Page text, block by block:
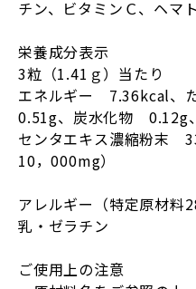
チン、ビタミンＣ、ヘマ
栄養成分表示
3粒（1.41ｇ）当たり
エネルギー 7.36kcal、
0.51g、炭水化物 0.12g
センタエキス濃縮粉末
10，000mg）
アレルギー（特定原材料
乳・ゼラチン
ご使用上の注意